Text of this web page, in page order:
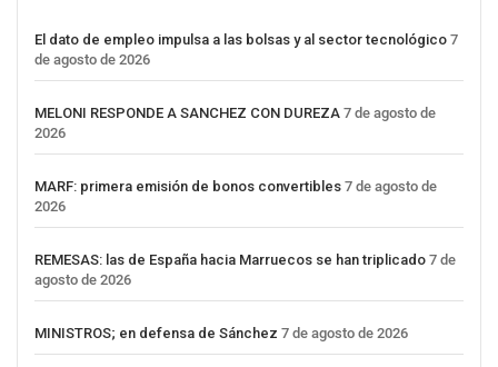
El dato de empleo impulsa a las bolsas y al sector tecnológico 7
de agosto de 2026
MELONI RESPONDE A SANCHEZ CON DUREZA 7 de agosto de
2026
MARF: primera emisión de bonos convertibles 7 de agosto de
2026
REMESAS: las de España hacia Marruecos se han triplicado 7 de
agosto de 2026
MINISTROS; en defensa de Sánchez 7 de agosto de 2026